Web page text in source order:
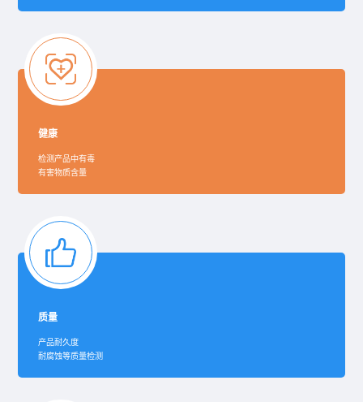
健康
检测产品中有毒
有害物质含量
质量
产品耐久度
耐腐蚀等质量检测